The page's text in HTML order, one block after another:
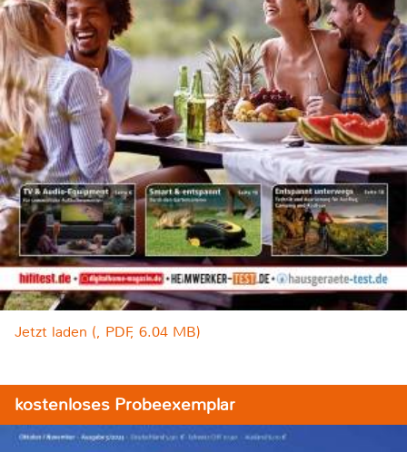
Jetzt laden (, PDF, 6.04 MB)
kostenloses Probeexemplar